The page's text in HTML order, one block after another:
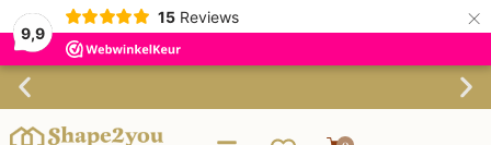
9,9
15 Reviews ×
Verzending binnen 3-4 werkdagen